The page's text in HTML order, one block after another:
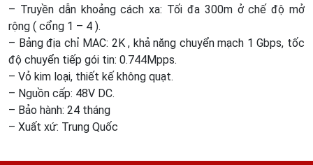
– Truyền dẫn khoảng cách xa: Tối đa 300m ở chế độ mở
rộng ( cổng 1 – 4 ).
– Bảng địa chỉ MAC: 2K , khả năng chuyển mạch 1 Gbps, tốc
độ chuyển tiếp gói tin: 0.744Mpps.
– Vỏ kim loại, thiết kế không quạt.
– Nguồn cấp: 48V DC.
– Bảo hành: 24 tháng
– Xuất xứ: Trung Quốc